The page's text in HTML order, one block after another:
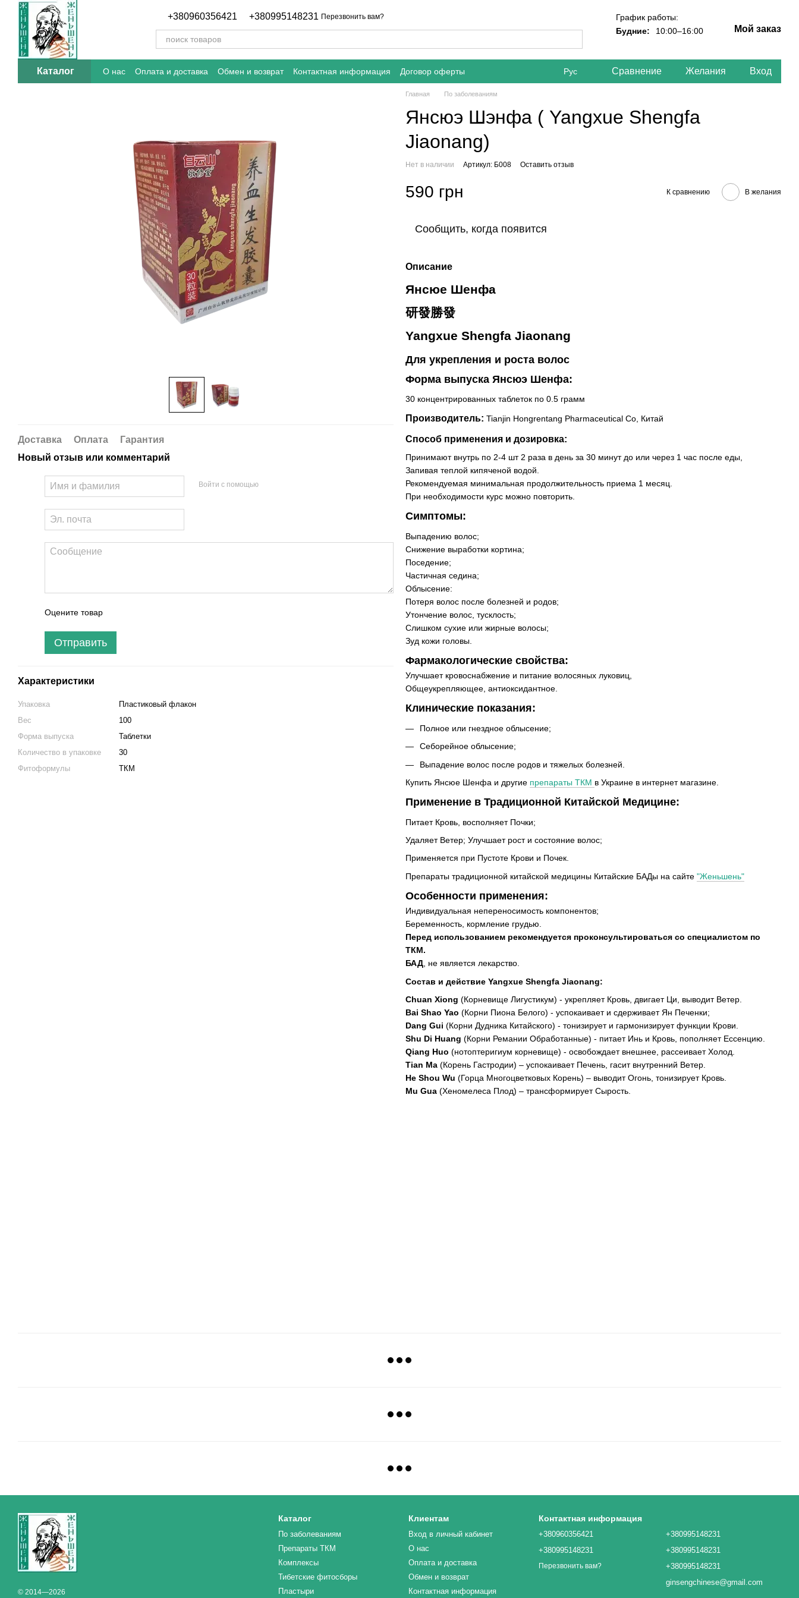
Перейти к основному контенту
+380960356421 +380995148231 Перезвонить вам?
График работы:
Будние:
10:00–16:00 Мой заказ
Каталог О нас Оплата и доставка Обмен и возврат Контактная информация
Договор оферты
Отзывы о магазине
Блог
Рус Сравнение Желания Вход
Доставка Оплата
Гарантия
Новый отзыв или комментарий
Войти с помощью
Оцените товар
Отправить
Характеристики
Упаковка
Пластиковый флакон
Вес
100
Форма выпуска
Таблетки
Количество в упаковке
30
Фитоформулы
ТКМ
Главная По заболеваниям
Янсюэ Шэнфа ( Yangxue Shengfa
Jiaonang)
Нет в наличии Артикул: Б008 Оставить отзыв
590 грн К сравнению В желания
Сообщить, когда появится
Описание
Янсюе Шенфа
研發勝發
Yangxue Shengfa Jiaonang
Для укрепления и роста волос
Форма выпуска Янсюэ Шенфа:
30 концентрированных таблеток по 0.5 грамм
Производитель: Tianjin Hongrentang Pharmaceutical Co, Китай
Способ применения и дозировка:
Принимают внутрь по 2-4 шт 2 раза в день за 30 минут до или через 1 час после еды,
Запивая теплой кипяченой водой.
Рекомендуемая минимальная продолжительность приема 1 месяц.
При необходимости курс можно повторить.
Симптомы:
Выпадению волос;
Снижение выработки кортина;
Поседение;
Частичная седина;
Облысение:
Потеря волос после болезней и родов;
Утончение волос, тусклость;
Слишком сухие или жирные волосы;
Зуд кожи головы.
Фармакологические свойства:
Улучшает кровоснабжение и питание волосяных луковиц,
Общеукрепляющее, антиоксидантное.
Клинические показания:
Полное или гнездное облысение;
Себорейное облысение;
Выпадение волос после родов и тяжелых болезней.
Купить Янсюе Шенфа и другие препараты ТКМ в Украине в интернет магазине.
Применение в Традиционной Китайской Медицине:
Питает Кровь, восполняет Почки;
Удаляет Ветер; Улучшает рост и состояние волос;
Применяется при Пустоте Крови и Почек.
Препараты традиционной китайской медицины Китайские БАДы на сайте "Женьшень"
Особенности применения:
Индивидуальная непереносимость компонентов;
Беременность, кормление грудью.
Перед использованием рекомендуется проконсультироваться со специалистом по
ТКМ.
БАД, не является лекарство.
Состав и действие Yangxue Shengfa Jiaonang:
Сhuan Xiong (Корневище Лигустикум) - укрепляет Кровь, двигает Ци, выводит Ветер.
Bai Shao Yao (Корни Пиона Белого) - успокаивает и сдерживает Ян Печенки;
Dang Gui (Корни Дудника Китайского) - тонизирует и гармонизирует функции Крови.
Shu Di Huang (Корни Ремании Обработанные) - питает Инь и Кровь, пополняет Ессенцию.
Qiang Huo (нотоптеригиум корневище) - освобождает внешнее, рассеивает Холод.
Tian Ma (Корень Гастродии) – успокаивает Печень, гасит внутренний Ветер.
He Shou Wu (Горца Многоцветковых Корень) – выводит Огонь, тонизирует Кровь.
Mu Gua (Хеномелеса Плод) – трансформирует Сырость.
© 2014—2026
Каталог
По заболеваниям
Препараты ТКМ
Комплексы
Тибетские фитосборы
Пластыри
Клиентам
Вход в личный кабинет
О нас
Оплата и доставка
Обмен и возврат
Контактная информация
Контактная информация
+380960356421
+380995148231
Перезвонить вам?
+380995148231
+380995148231
+380995148231
ginsengchinese@gmail.com